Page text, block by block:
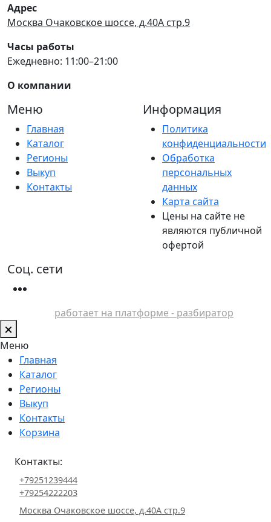
Адрес
Москва Очаковское шоссе, д.40А стр.9
Часы работы
Ежедневно: 11:00–21:00
О компании
Меню
Главная
Каталог
Регионы
Выкуп
Контакты
Информация
Политика
конфиденциальности
Обработка
персональных
данных
Карта сайта
Цены на сайте не
являются публичной
офертой
Соц. сети
работает на платформе - разбиратор
Меню
Главная
Каталог
Регионы
Выкуп
Контакты
Корзина
Контакты:
+79251239444
+79254222203
Москва Очаковское шоссе, д.40А стр.9